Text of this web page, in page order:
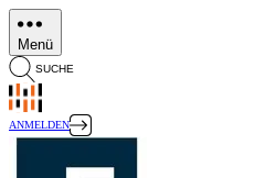
Direkt
zum
Inhalt
Menü
SUCHE
ANMELDEN